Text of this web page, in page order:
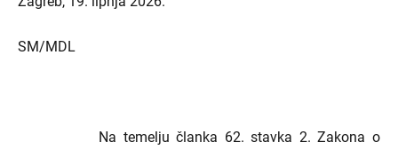
SM/MDL
Na temelju članka 62. stavka 2. Zakona o